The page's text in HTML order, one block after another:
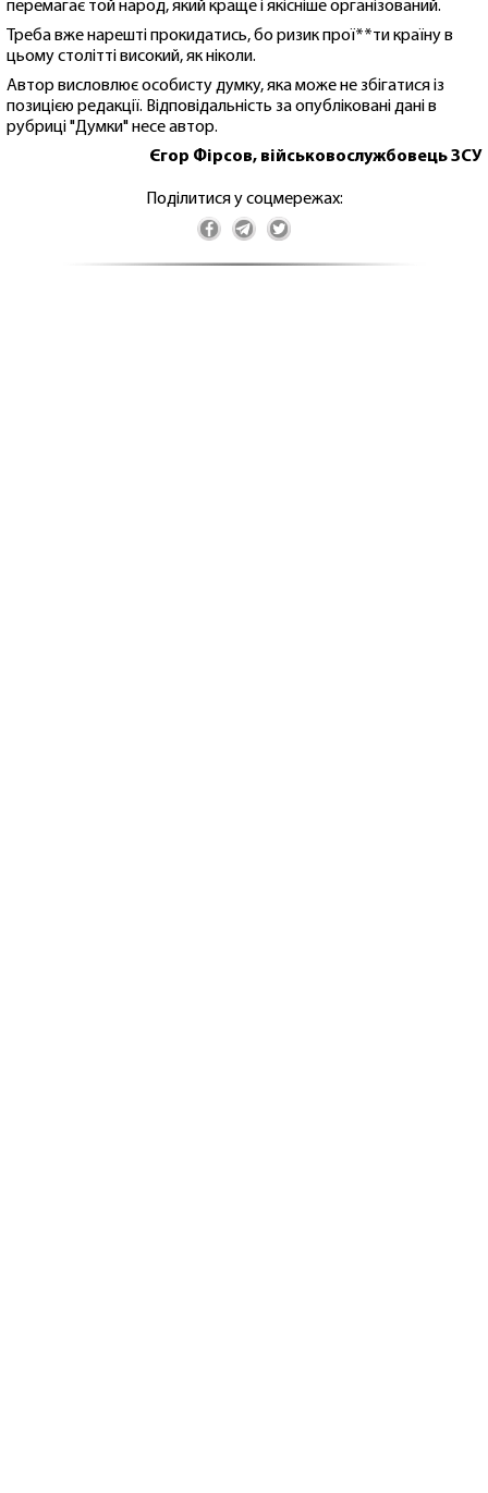
перемагає той народ, який краще і якісніше організований.
Треба вже нарешті прокидатись, бо ризик прої**ти країну в
цьому столітті високий, як ніколи.
Автор висловлює особисту думку, яка може не збігатися із
позицією редакції. Відповідальність за опубліковані дані в
рубриці "Думки" несе автор.
Єгор Фірсов, військовослужбовець ЗСУ
Поділитися у соцмережах: